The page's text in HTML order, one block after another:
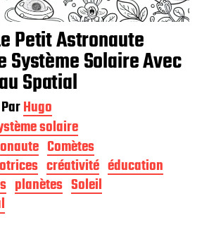
Petit Astronaute
Système Solaire Avec
Spatial
ParHugo
solaire
Comètes
créativité éducation
planètes Soleil